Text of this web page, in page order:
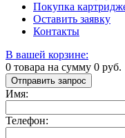
Покупка
Оставить заявку
Контакты
В вашей корзине:
0 товара на сумму 0 руб.
Отправить запрос
Имя:
Телефон: